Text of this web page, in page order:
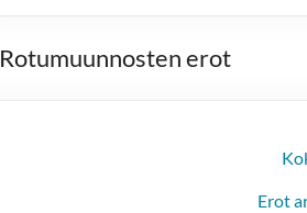
Rotumuunnosten erot
Erot